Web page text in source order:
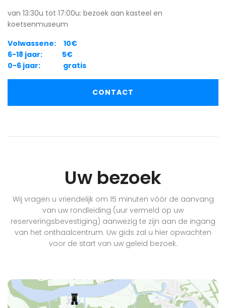
van 13:30u tot 17:00u: bezoek aan kasteel en
koetsenmuseum
Volwassene: 10€
6-18 jaar: 5€
0-6 jaar: gratis
CONTACT
Uw bezoek
Wij vragen u vriendelijk om 15 minuten vóór de aanvang
van uw rondleiding (uur vermeld op uw
reserveringsbevestiging) aanwezig te zijn aan de ingang
van het onthaalcentrum. Uw gids zal u hier opwachten
voor de start van uw geleid bezoek.